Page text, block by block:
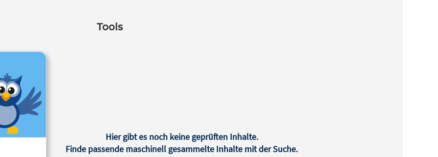
Tools
Hier gibt es noch keine geprüften Inhalte.
Finde passende maschinell gesammelte Inhalte mit der Suche.